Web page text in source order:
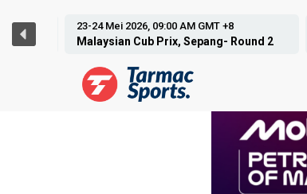
23-24 Mei 2026, 09:00 AM GMT +8
Malaysian Cub Prix, Sepang- Round 2